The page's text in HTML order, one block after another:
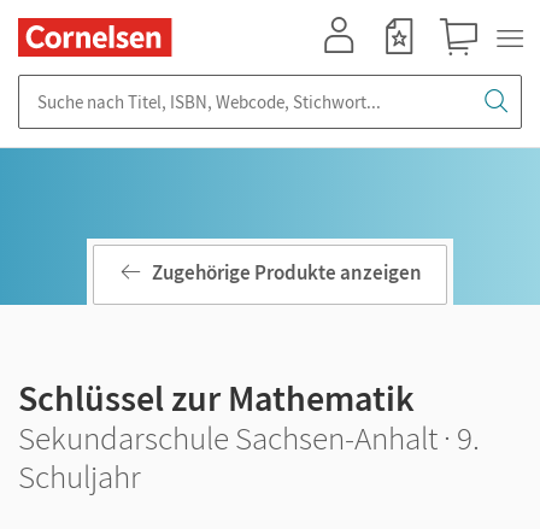
Zugehörige Produkte anzeigen
Schlüssel zur Mathematik
Sekundarschule Sachsen-Anhalt · 9.
Schuljahr